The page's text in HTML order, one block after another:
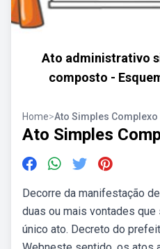
Ato administrativo
composto -
Home>Ato Simples Complexo
Ato Simples
Decorre da manifestação
duas ou mais vontades que
único ato. Decreto do